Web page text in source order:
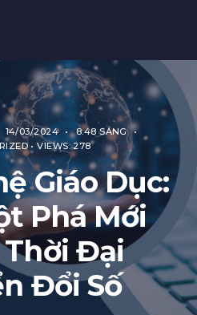
14/03/2024 • 8:48 SÁNG •
•VIEWS: 278
Giáo Dục:
Phá Mới
Đại
Đổi Số